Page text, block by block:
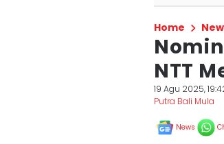
Home
NTT
19 Agu 2025,
Putra Bali Mula
News